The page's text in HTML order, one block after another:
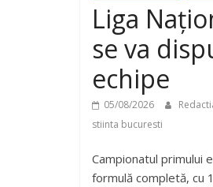
Liga
se va
echipe
05/08/2026
stiinta bucuresti
Campionatul primului
formulă completă, cu